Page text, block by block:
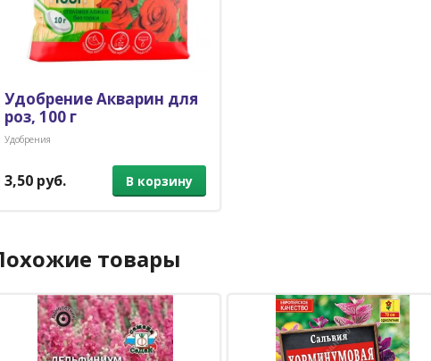
Удобрение Акварин для
роз, 100 г
Удобрения
3,50 руб. В корзину
товары